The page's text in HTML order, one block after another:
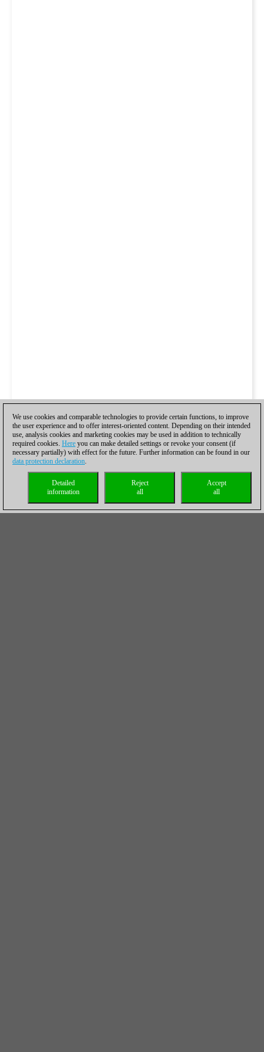
We use cookies and comparable technologies to provide certain functions, to improve
the user experience and to offer interest-oriented content. Depending on their intended
use, analysis cookies and marketing cookies may be used in addition to technically
required cookies. Here you can make detailed settings or revoke your consent (if
necessary partially) with effect for the future. Further information can be found in our
data protection declaration.
Accept
all
Reject
all
Detailed
information